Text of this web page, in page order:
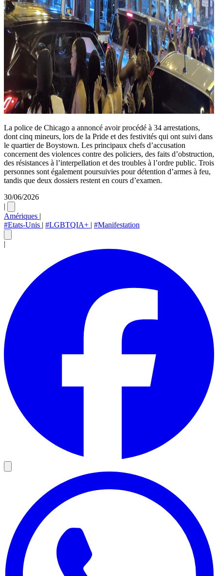
La police de Chicago a annoncé avoir procédé à 34 arrestations,
dont cinq mineurs, lors de la Pride et des festivités qui ont suivi dans
le quartier de Boystown. Les principaux chefs d’accusation
concernent des violences contre des policiers, des faits d’obstruction,
des résistances à l’interpellation et des troubles à l’ordre public. Trois
personnes sont également poursuivies pour détention d’armes à feu,
tandis que deux dossiers restent en cours d’examen.
30/06/2026
|
Amériques |
#Etats-Unis | #LGBTQIA+ | #Manifestation
|